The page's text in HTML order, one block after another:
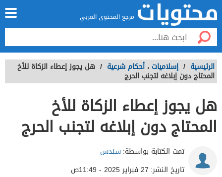
مرجع المحتوى العربي
الرئيسية / إسلاميات ، أحكام شرعية / هل يجوز إعطاء الزكاة للأخ
المحتاج دون إبلاغه لتجنب الحرج
هل يجوز إعطاء الزكاة للأخ
المحتاج دون إبلاغه لتجنب الحرج
تمت الكتابة بواسطة:سندس
تاريخ النشر: 27 فبراير 2025 - 11:49ص